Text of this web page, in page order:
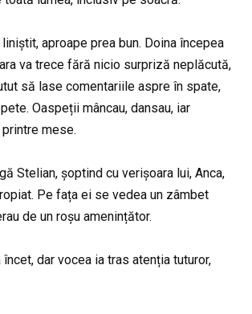
aproape prea bun. Doina începea
va trece fără nicio surpriză neplăcută,
să lase comentariile aspre în spate,
Oaspeții mâncau, dansau, iar
mese.
Stelian, șoptind cu verișoara lui, Anca,
Pe fața ei se vedea un zâmbet
de un roșu amenințător.
încet, dar vocea ia tras atenția tuturor,